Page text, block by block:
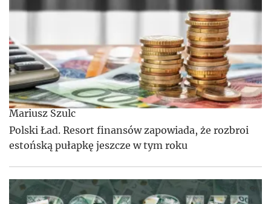
Mariusz Szulc
Polski Ład. Resort finansów zapowiada, że rozbroi
estońską pułapkę jeszcze w tym roku